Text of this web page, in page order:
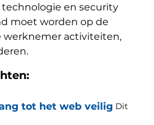
en security
moet worden op de
werknemer activiteiten,
tot het web veilig Dit